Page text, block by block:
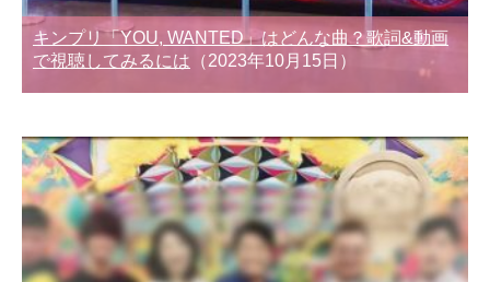
キンプリ「YOU, WANTED」はどんな曲？歌詞&動画
で視聴してみるには （2023年10月15日）